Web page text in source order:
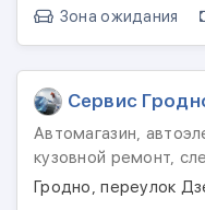
Зона ожидания
Сервис
Автомагазин,
кузовной ремонт,
Гродно, переулок